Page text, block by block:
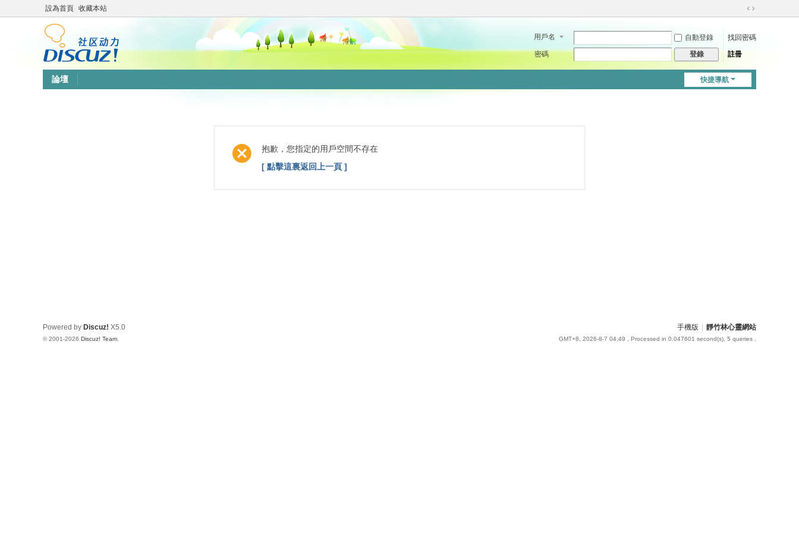
設為首頁 收藏本站
切
到
用戶名 自動登錄
找回密碼
密碼
登錄 註冊
快捷導航
論壇
抱歉，您指定的用戶空間不存在
[ 點擊這裏返回上一頁 ]
手機版 靜竹林心靈網站
GMT+8, 2026-8-7 04:49 , Processed in 0.047601 second(s), 5 queries .
Powered by Discuz! X5.0
© 2001-2026 Discuz! Team